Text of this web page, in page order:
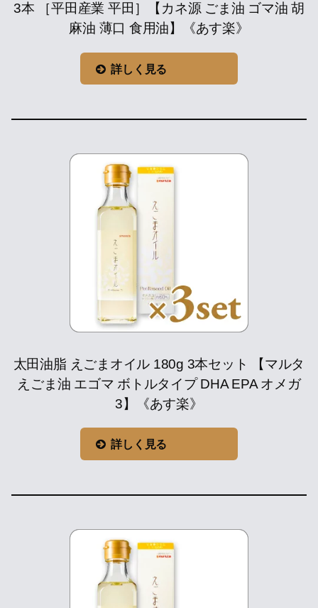
3本 ［平田産業 平田］【カネ源 ごま油 ゴマ油 胡
麻油 薄口 食用油】《あす楽》
詳しく見る
太田油脂 えごまオイル 180g 3本セット 【マルタ
えごま油 エゴマ ボトルタイプ DHA EPA オメガ
3】《あす楽》
詳しく見る